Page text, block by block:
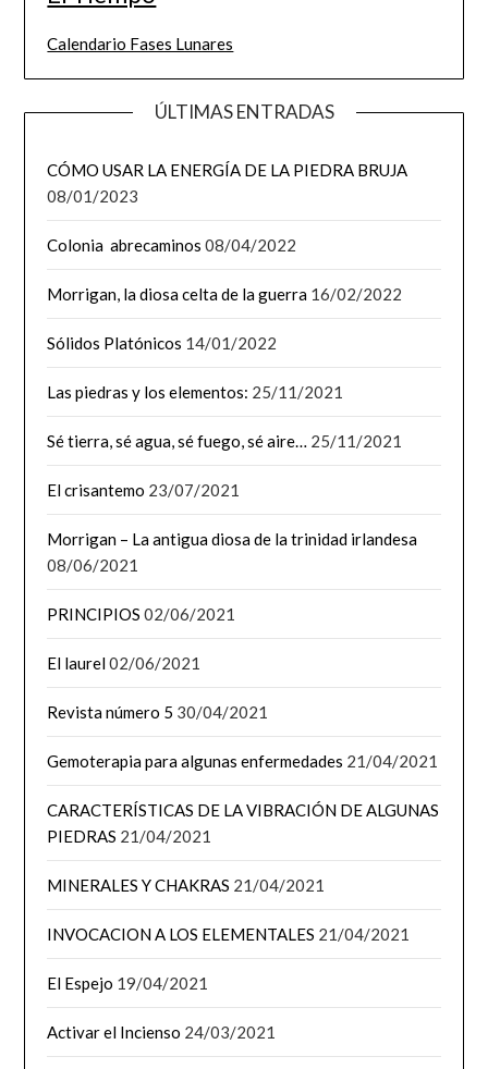
Calendario Fases Lunares
ÚLTIMAS ENTRADAS
CÓMO USAR LA ENERGÍA DE LA PIEDRA BRUJA
08/01/2023
Colonia abrecaminos 08/04/2022
Morrigan, la diosa celta de la guerra 16/02/2022
Sólidos Platónicos 14/01/2022
Las piedras y los elementos: 25/11/2021
Sé tierra, sé agua, sé fuego, sé aire… 25/11/2021
El crisantemo 23/07/2021
Morrigan – La antigua diosa de la trinidad irlandesa
08/06/2021
PRINCIPIOS 02/06/2021
El laurel02/06/2021
Revista número 5 30/04/2021
Gemoterapia para algunas enfermedades 21/04/2021
CARACTERÍSTICAS DE LA VIBRACIÓN DE ALGUNAS
PIEDRAS 21/04/2021
MINERALES Y CHAKRAS 21/04/2021
INVOCACION A LOS ELEMENTALES 21/04/2021
El Espejo 19/04/2021
Activar el Incienso 24/03/2021